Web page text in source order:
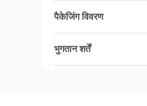
पैकेजिंग विवरण
भुगतान शर्तें